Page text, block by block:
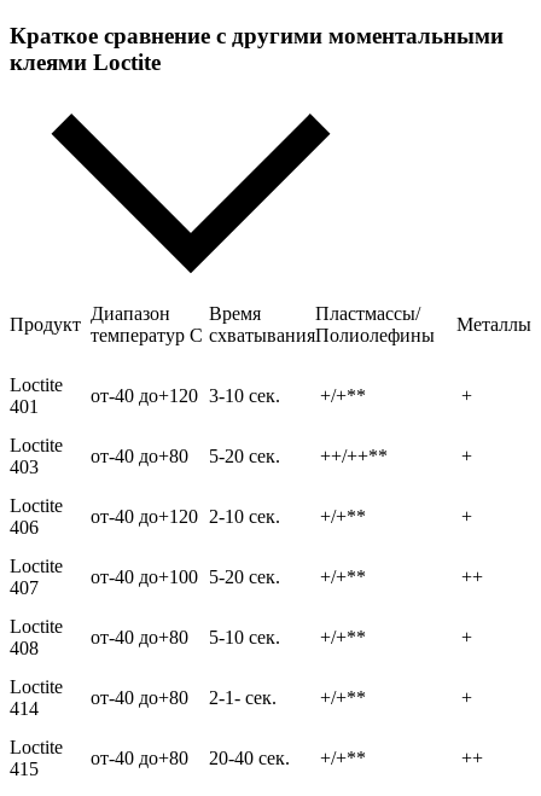
Краткое сравнение с другими моментальными
клеями Loctite
Продукт
Диапазон
температур С
Время
схватывания
Пластмассы/
Полиолефины
Металлы
Loctite
401
от-40 до+120 3-10 сек. +/+** +
Loctite
403
от-40 до+80 5-20 сек. ++/++** +
Loctite
406
от-40 до+120 2-10 сек. +/+** +
Loctite
407
от-40 до+100 5-20 сек. +/+** ++
Loctite
408
от-40 до+80 5-10 сек. +/+** +
Loctite
414
от-40 до+80 2-1- сек. +/+** +
Loctite
415
от-40 до+80 20-40 сек. +/+** ++